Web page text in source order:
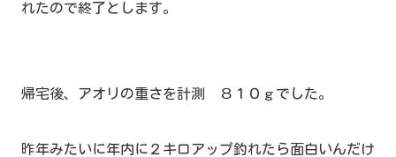
れたので終了とします。
帰宅後、アオリの重さを計測 ８１０ｇでした。
昨年みたいに年内に２キロアップ釣れたら面白いんだけ